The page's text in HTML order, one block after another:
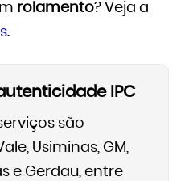
rolamento? Veja a
.
IPC
são
Usiminas, GM,
e Gerdau, entre